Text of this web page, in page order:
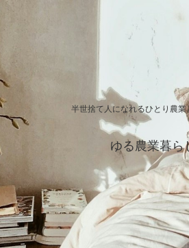
半世捨て人になれるひとり農業
ゆる農業暮ら